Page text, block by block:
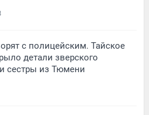
с полицейским. Тайское
детали зверского
сестры из Тюмени